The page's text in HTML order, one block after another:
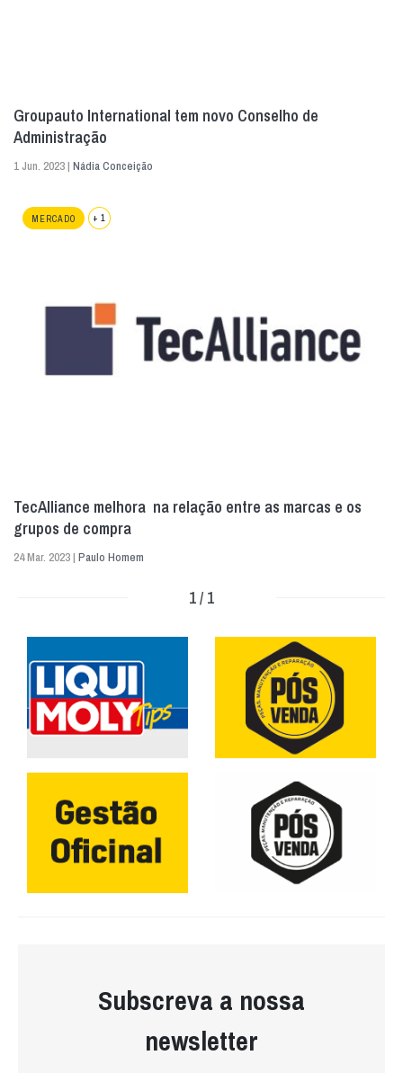
Groupauto International tem novo Conselho de
Administração
1 Jun. 2023 | Nádia Conceição
MERCADO + 1
TecAlliance melhora na relação entre as marcas e os
grupos de compra
24 Mar. 2023 | Paulo Homem
1 / 1
Subscreva a nossa
newsletter